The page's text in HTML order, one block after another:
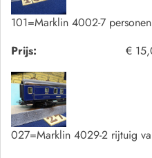
101=Marklin 4002-7
Prijs:
€
027=Marklin 4029-2 rijtuig